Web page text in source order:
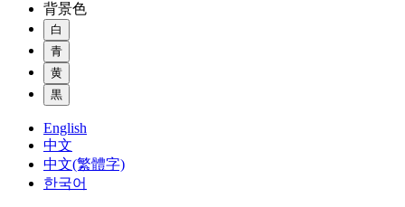
背景色
白
青
黄
黒
English
中文
中文(繁體字)
한국어